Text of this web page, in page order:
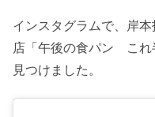
インスタグラムで、岸
店「午後の食パン これ
見つけました。